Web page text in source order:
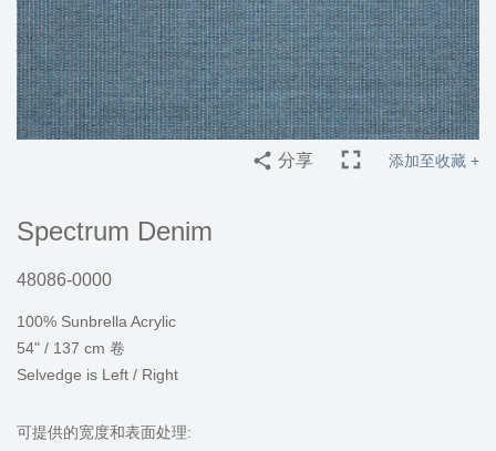
分享 添加至收藏 +
Spectrum Denim
48086-0000
100% Sunbrella Acrylic
54" / 137 cm 卷
Selvedge is Left / Right
可提供的宽度和表面处理: